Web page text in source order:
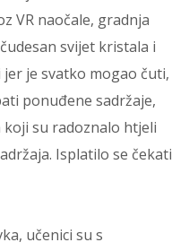
VR naočale, gradnja
svijet kristala i
je svatko mogao čuti,
ponuđene sadržaje,
su radoznalo htjeli
Isplatilo se čekati
učenici su s